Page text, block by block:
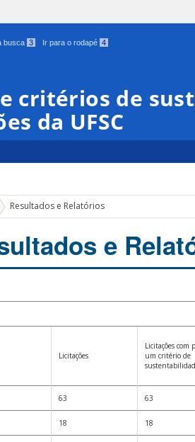
busca 3 Ir para o rodapé 4
critérios de
da UFSC
Resultados e Relatórios
e
Licitações
Licitações com
um critério de
63 63
18 18